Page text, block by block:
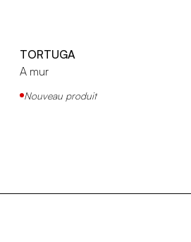
TORTUGA
A mur
Nouveau produit